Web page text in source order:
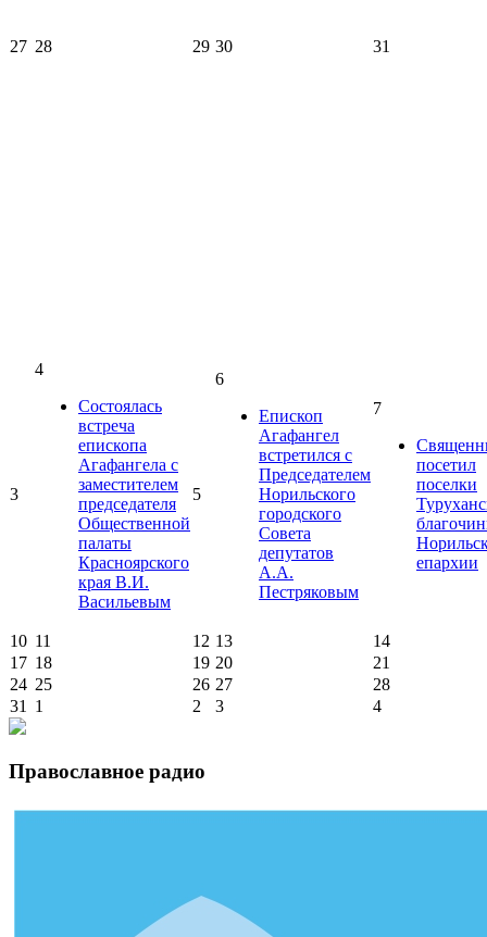
27 28 29 30 31
3
4
Состоялась
встреча
епископа
Агафангела с
заместителем
председателя
Общественной
палаты
Красноярского
края В.И.
Васильевым
5
6
Епископ
Агафангел
встретился с
Председателем
Норильского
городского
Совета
депутатов
А.А.
Пестряковым
7
посетил
поселки
епархии
10 11 12 13
14
17 18 19 20
21
24 25 26 27
28
31 1 2 3 4
Православное радио